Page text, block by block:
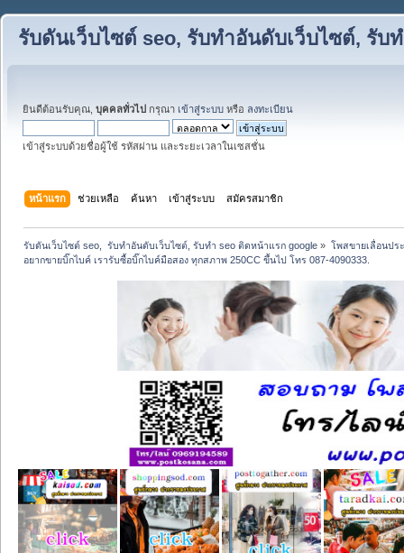
รับดันเว็บไซต์ seo, รับทำอันดับเว็บไซต์, รับ
ยินดีต้อนรับคุณ, บุคคลทั่วไป กรุณา เข้าสู่ระบบ หรือ ลงทะเบียน
เข้าสู่ระบบด้วยชื่อผู้ใช้ รหัสผ่าน และระยะเวลาในเซสชั่น
หน้าแรก ช่วยเหลือ ค้นหา เข้าสู่ระบบ สมัครสมาชิก
รับดันเว็บไซต์ seo,  รับทำอันดับเว็บไซต์, รับทำ seo ติดหน้าแรก google » โพสขายเลื่อนปร
อยากขายบิ๊กไบค์ เรารับซื้อบิ๊กไบค์มือสอง ทุกสภาพ 250CC ขึ้นไป โทร 087-4090333.